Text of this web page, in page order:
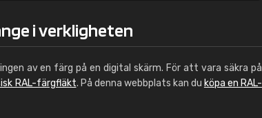
i verkligheten
av en färg på en digital skärm. För att vara säkra på
RAL-färgfläkt. På denna webbplats kan du köpa en RAL-